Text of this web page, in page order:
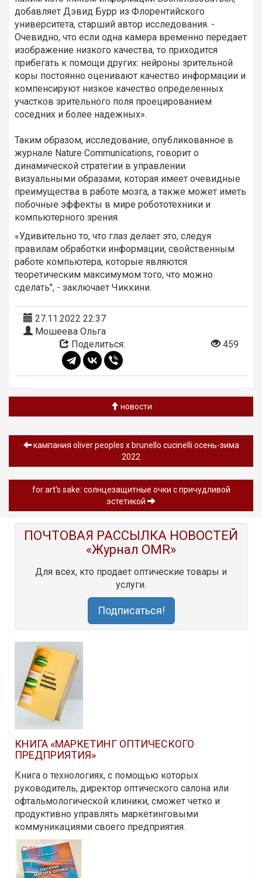
добавляет Дэвид Бурр из Флорентийского
университета, старший автор исследования. -
Очевидно, что если одна камера временно передает
изображение низкого качества, то приходится
прибегать к помощи других: нейроны зрительной
коры постоянно оценивают качество информации и
компенсируют низкое качество определенных
участков зрительного поля проецированием
соседних и более надежных».
Таким образом, исследование, опубликованное в
журнале Nature Communications, говорит о
динамической стратегии в управлении
визуальными образами, которая имеет очевидные
преимущества в работе мозга, а также может иметь
побочные эффекты в мире робототехники и
компьютерного зрения.
«Удивительно то, что глаз делает это, следуя
правилам обработки информации, свойственным
работе компьютера, которые являются
теоретическим максимумом того, что можно
сделать", - заключает Чиккини.
27.11.2022 22:37
Мошеева Ольга
Поделиться:
459
новости
кампания oliver peoples х brunello cucinelli осень-зима
2022
for art's sake: солнцезащитные очки с причудливой
эстетикой
ПОЧТОВАЯ РАССЫЛКА НОВОСТЕЙ
«Журнал OMR»
Для всех, кто продает оптические товары и
услуги.
Подписаться!
КНИГА «МАРКЕТИНГ ОПТИЧЕСКОГО
ПРЕДПРИЯТИЯ»
Книга о технологиях, с помощью которых
руководитель, директор оптического салона или
офтальмологической клиники, сможет четко и
продуктивно управлять маркетинговыми
коммуникациями своего предприятия.